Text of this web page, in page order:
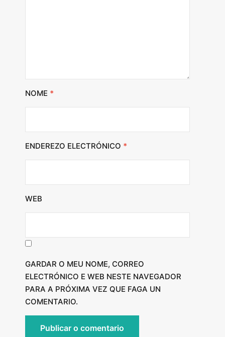
NOME *
ENDEREZO ELECTRÓNICO *
WEB
GARDAR O MEU NOME, CORREO
ELECTRÓNICO E WEB NESTE NAVEGADOR
PARA A PRÓXIMA VEZ QUE FAGA UN
COMENTARIO.